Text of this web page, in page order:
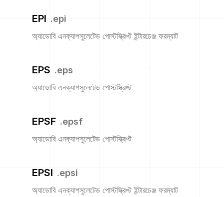
EPI .epi
অ্যাডোবি এনক্যাপসুলেটেড পোস্টস্ক্রিপ্ট ইন্টারচেঞ্জ ফরম্যাট
EPS .eps
অ্যাডোবি এনক্যাপসুলেটেড পোস্টস্ক্রিপ্ট
EPSF .epsf
অ্যাডোবি এনক্যাপসুলেটেড পোস্টস্ক্রিপ্ট
EPSI .epsi
অ্যাডোবি এনক্যাপসুলেটেড পোস্টস্ক্রিপ্ট ইন্টারচেঞ্জ ফরম্যাট